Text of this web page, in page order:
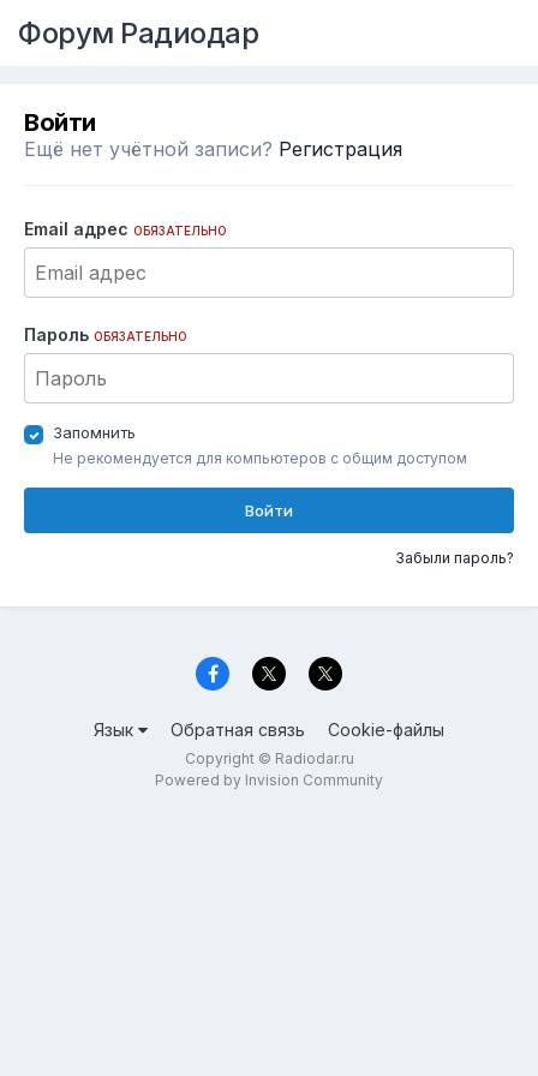
Форум Радиодар
Войти
Ещё нет учётной записи? Регистрация
Email адрес ОБЯЗАТЕЛЬНО
Пароль ОБЯЗАТЕЛЬНО
Запомнить
Не рекомендуется для компьютеров с общим доступом
Войти
Забыли пароль?
Язык Обратная связь Cookie-файлы
Copyright © Radiodar.ru
Powered by Invision Community